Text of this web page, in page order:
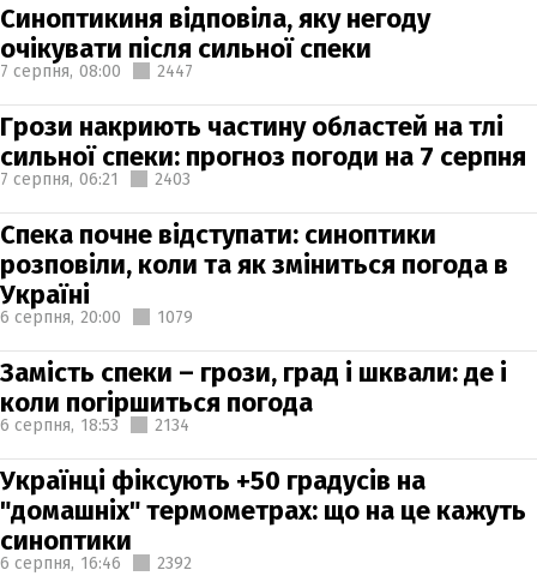
Синоптикиня відповіла, яку негоду
очікувати після сильної спеки
7 серпня, 08:00 2447
Грози накриють частину областей на тлі
сильної спеки: прогноз погоди на 7 серпня
7 серпня, 06:21 2403
Спека почне відступати: синоптики
розповіли, коли та як зміниться погода в
Україні
6 серпня, 20:00 1079
Замість спеки – грози, град і шквали: де і
коли погіршиться погода
6 серпня, 18:53 2134
Українці фіксують +50 градусів на
"домашніх" термометрах: що на це кажуть
синоптики
6 серпня, 16:46 2392